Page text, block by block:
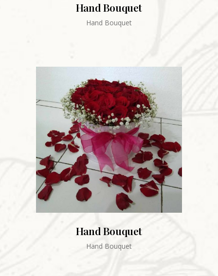
Hand Bouquet
Hand Bouquet
Hand Bouquet
Hand Bouquet